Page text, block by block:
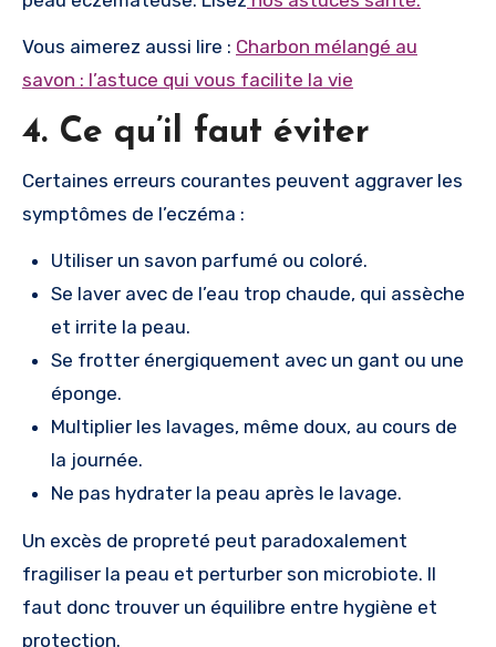
Vous aimerez aussi lire : Charbon mélangé au
savon : l’astuce qui vous facilite la vie
4. Ce qu’il faut éviter
Certaines erreurs courantes peuvent aggraver les
symptômes de l’eczéma :
Utiliser un savon parfumé ou coloré.
Se laver avec de l’eau trop chaude, qui assèche
et irrite la peau.
Se frotter énergiquement avec un gant ou une
éponge.
Multiplier les lavages, même doux, au cours de
la journée.
Ne pas hydrater la peau après le lavage.
Un excès de propreté peut paradoxalement
fragiliser la peau et perturber son microbiote. Il
faut donc trouver un équilibre entre hygiène et
protection.